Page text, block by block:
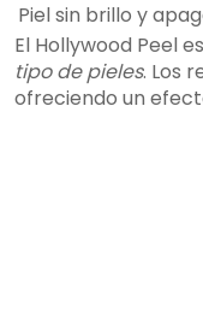
Piel sin brillo y
El Hollywood Peel
tipo de pieles. Los
ofreciendo un